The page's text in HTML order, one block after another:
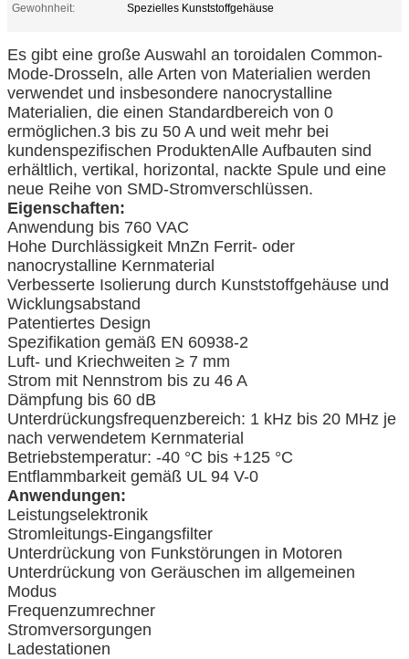
Gewohnheit:
Spezielles Kunststoffgehäuse
Es gibt eine große Auswahl an toroidalen Common-
Mode-Drosseln, alle Arten von Materialien werden
verwendet und insbesondere nanocrystalline
Materialien, die einen Standardbereich von 0
ermöglichen.3 bis zu 50 A und weit mehr bei
kundenspezifischen ProduktenAlle Aufbauten sind
erhältlich, vertikal, horizontal, nackte Spule und eine
neue Reihe von SMD-Stromverschlüssen.
Eigenschaften:
Anwendung bis 760 VAC
Hohe Durchlässigkeit MnZn Ferrit- oder
nanocrystalline Kernmaterial
Verbesserte Isolierung durch Kunststoffgehäuse und
Wicklungsabstand
Patentiertes Design
Spezifikation gemäß EN 60938-2
Luft- und Kriechweiten ≥ 7 mm
Strom mit Nennstrom bis zu 46 A
Dämpfung bis 60 dB
Unterdrückungsfrequenzbereich: 1 kHz bis 20 MHz je
nach verwendetem Kernmaterial
Betriebstemperatur: -40 °C bis +125 °C
Entflammbarkeit gemäß UL 94 V-0
Anwendungen:
Leistungselektronik
Stromleitungs-Eingangsfilter
Unterdrückung von Funkstörungen in Motoren
Unterdrückung von Geräuschen im allgemeinen
Modus
Frequenzumrechner
Stromversorgungen
Ladestationen